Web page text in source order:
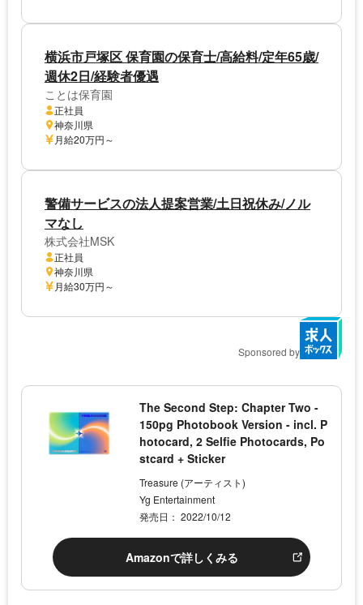
横浜市戸塚区 保育園の保育士/高給料/定年65歳/
週休2日/経験者優遇
ことは保育園
正社員
神奈川県
月給20万円～
警備サービスの法人提案営業/土日祝休み/ノル
マなし
株式会社MSK
正社員
神奈川県
月給30万円～
Sponsored by
The Second Step: Chapter Two -
150pg Photobook Version - incl. P
hotocard, 2 Selfie Photocards, Po
stcard + Sticker
Treasure (アーティスト)
Yg Entertainment
発売日： 2022/10/12
Amazonで詳しくみる